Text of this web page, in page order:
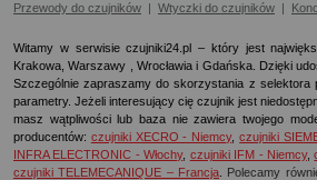
Przewody do czujników | Wtyczki do czujników |
Witamy w serwisie czujniki24.pl – który jest
Krakowa, Warszawy , Wrocławia i Gdańska. Dzięki
Szczególnie zapraszamy do skorzystania z selektora
parametry. Jeżeli interesujący cię czujnik jest
masz wątpliwości lub baza nie zawiera twojego
producentów: czujniki XECRO - Niemcy,czujniki
INFRA ELECTRONIC - Włochy, czujniki IFM - Niemcy,
czujniki TELEMECANIQUE – Francja
Polecamy